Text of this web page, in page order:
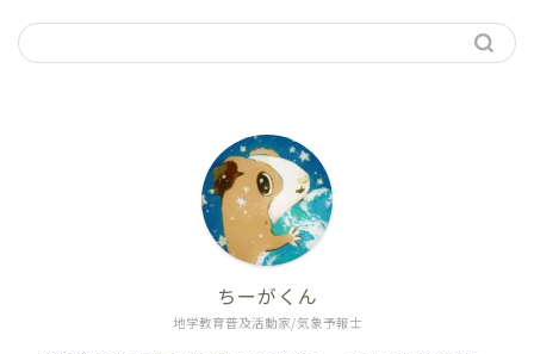
地学教育普及活動家/気象予報士
ちーがくん